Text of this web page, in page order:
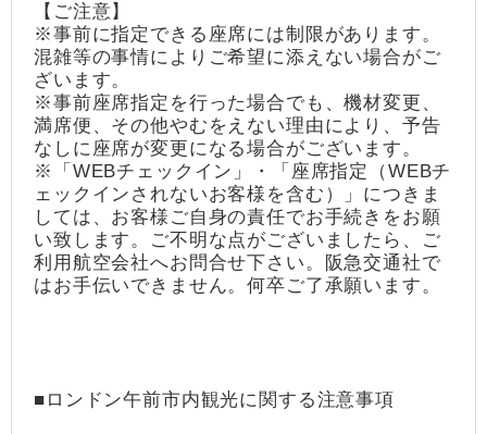
【ご注意】
※事前に指定できる座席には制限があります。
混雑等の事情によりご希望に添えない場合がご
ざいます。
※事前座席指定を行った場合でも、機材変更、
満席便、その他やむをえない理由により、予告
なしに座席が変更になる場合がございます。
※「WEBチェックイン」・「座席指定（WEBチ
ェックインされないお客様を含む）」につきま
しては、お客様ご自身の責任でお手続きをお願
い致します。ご不明な点がございましたら、ご
利用航空会社へお問合せ下さい。阪急交通社で
はお手伝いできません。何卒ご了承願います。
■ロンドン午前市内観光に関する注意事項